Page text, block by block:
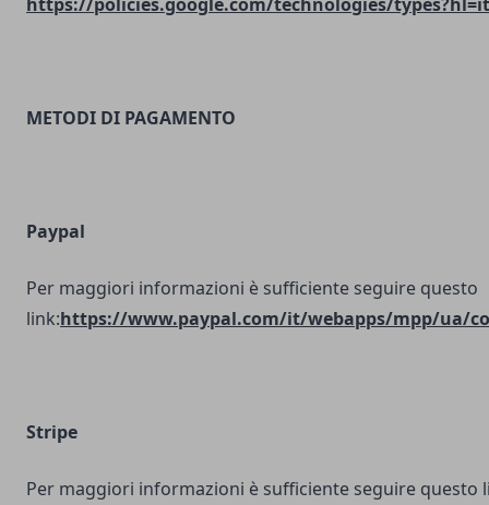
METODI DI PAGAMENTO
Paypal
Per maggiori informazioni è sufficiente seguire questo
link:https://www.paypal.com/it/webapps/mpp/ua/
Stripe
Per maggiori informazioni è sufficiente seguire questo